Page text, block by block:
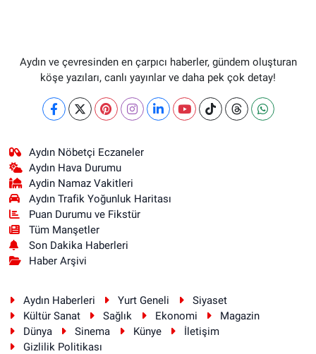
Aydın ve çevresinden en çarpıcı haberler, gündem oluşturan
köşe yazıları, canlı yayınlar ve daha pek çok detay!
Aydın Nöbetçi Eczaneler
Aydın Hava Durumu
Aydin Namaz Vakitleri
Aydın Trafik Yoğunluk Haritası
Puan Durumu ve Fikstür
Tüm Manşetler
Son Dakika Haberleri
Haber Arşivi
Aydın Haberleri Yurt Geneli
Siyaset
Kültür Sanat
Sağlık Ekonomi
Magazin
Dünya
Sinema Künye
İletişim
Gizlilik Politikası